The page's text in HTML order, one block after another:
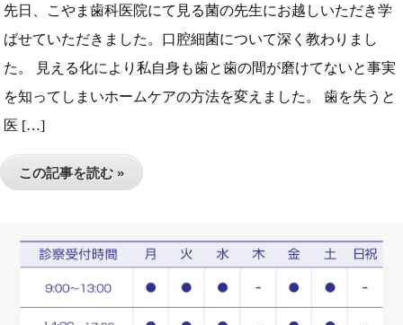
先日、こやま歯科医院にて見る菌の先生にお越しいただき学
ばせていただきました。口腔細菌について深く教わりまし
た。 見える化により私自身も歯と歯の間が磨けてないと事実
を知ってしまいホームケアの方法を変えました。 歯を失うと
医 […]
この記事を読む »